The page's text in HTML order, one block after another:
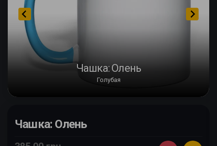
Чашка: Олень
Голубая
Чашка: Олень